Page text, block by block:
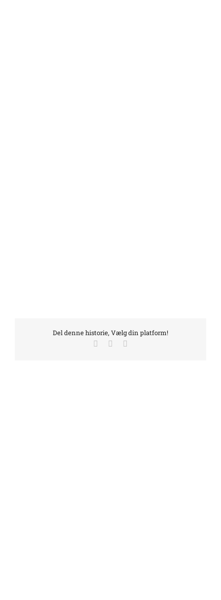
Del denne historie, Vælg din platform!
FacebookLinkedIn